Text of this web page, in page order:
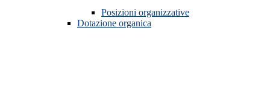
Posizioni organizzative
Dotazione organica